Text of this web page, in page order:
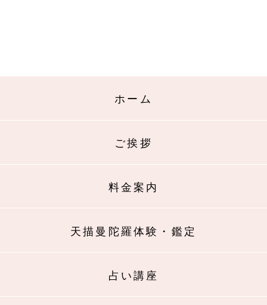
ホーム
ご挨拶
料金案内
天描曼陀羅体験・鑑定
占い講座